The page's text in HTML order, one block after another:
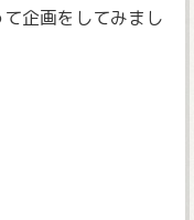
企画をしてみまし